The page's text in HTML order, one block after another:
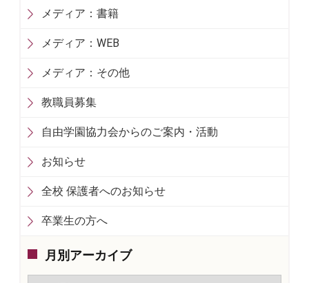
メディア：書籍
メディア：WEB
メディア：その他
教職員募集
自由学園協力会からのご案内・活動
お知らせ
全校 保護者へのお知らせ
卒業生の方へ
月別アーカイブ